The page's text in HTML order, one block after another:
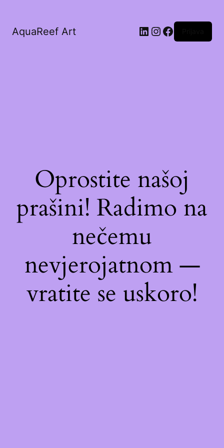
AquaReef Art
Oprostite našoj
prašini! Radimo na
nečemu
nevjerojatnom —
vratite se uskoro!